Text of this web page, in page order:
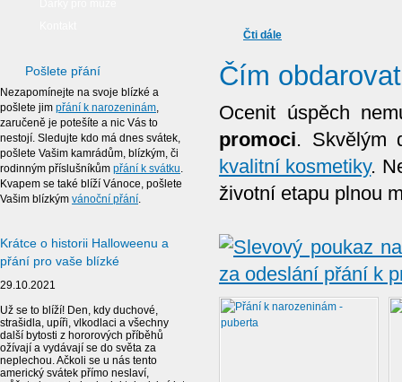
Čti dále
Čím
Ocenit úspěch
promoci. Skvělým
kvalitní kosmetiky.
životní etapu plnou
Pošlete přání
Nezapomínejte na svoje blízké a
pošlete jim přání k narozeninám,
zaručeně je potešíte a nic Vás to
nestojí. Sledujte kdo má dnes svátek,
pošlete Vašim kamrádům, blízkým, či
rodinným příslušníkům přání k svátku.
Kvapem se také blíží Vánoce, pošlete
Vašim blízkým vánoční přání.
Krátce o historii Halloweenu a
přání pro vaše blízké
29.10.2021
Už se to blíží! Den, kdy duchové,
strašidla, upíři, vlkodlaci a všechny
další bytosti z hororových příběhů
ožívají a vydávají se do světa za
neplechou. Ačkoli se u nás tento
americký svátek přímo neslaví,